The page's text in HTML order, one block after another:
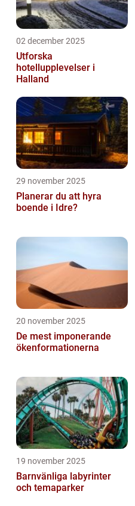
02 december 2025
Utforska
hotellupplevelser i
Halland
29 november 2025
Planerar du att hyra
boende i Idre?
20 november 2025
De mest imponerande
ökenformationerna
19 november 2025
Barnvänliga labyrinter
och temaparker